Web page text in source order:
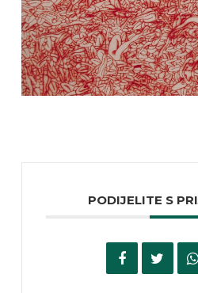
PODIJELITE S